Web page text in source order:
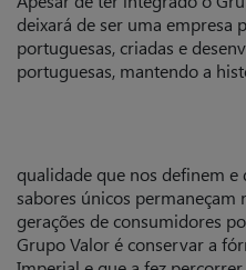
deixará de ser uma empresa
portuguesas, criadas e
portuguesas, mantendo a
qualidade que nos definem e
sabores únicos
gerações de consumidores
Grupo Valor é conservar a